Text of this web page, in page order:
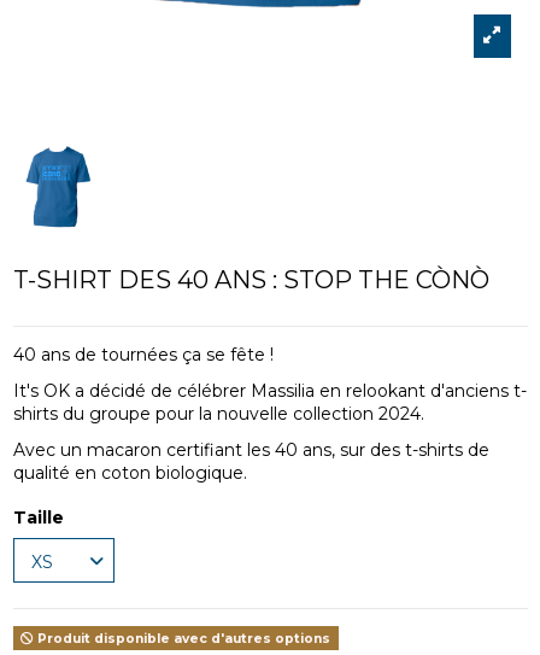
T-SHIRT DES 40 ANS : STOP THE CÒNÒ
40 ans de tournées ça se fête !
It's OK a décidé de célébrer Massilia en relookant d'anciens t-
shirts du groupe pour la nouvelle collection 2024.
Avec un macaron certifiant les 40 ans, sur des t-shirts de
qualité en coton biologique.
Taille
Produit disponible avec d'autres options